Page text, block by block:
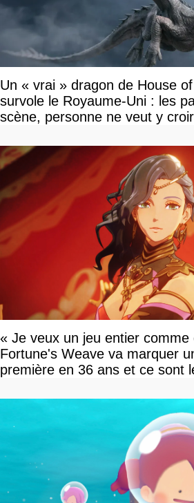
Un « vrai » dragon de House
survole le Royaume-Uni : les
scène, personne ne veut y
« Je veux un jeu entier
Fortune's Weave va marquer
première en 36 ans et ce sont